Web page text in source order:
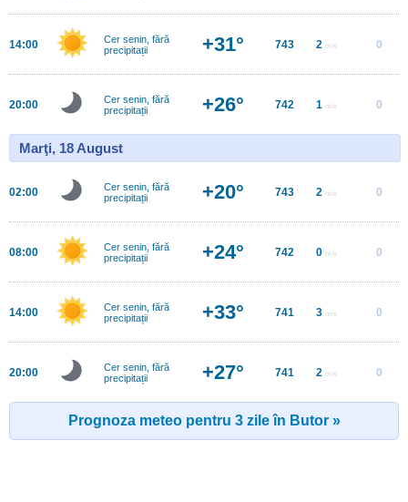
14:00
Cer senin, fără
precipitații
+31° 743 2 m/s 0
20:00
Cer senin, fără
precipitații
+26° 742 1 m/s 0
Marţi, 18 August
02:00
Cer senin, fără
precipitații
+20° 743 2 m/s 0
08:00
Cer senin, fără
precipitații
+24° 742 0 m/s 0
14:00
Cer senin, fără
precipitații
+33° 741 3 m/s 0
20:00
Cer senin, fără
precipitații
+27° 741 2 m/s 0
Prognoza meteo pentru 3 zile în Butor »